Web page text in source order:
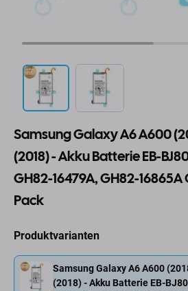
Samsung Galaxy A6 A600
(2018) - Akku Batterie EB-
GH82-16479A, GH82-
Pack
Produktvarianten
Samsung Galaxy A6 A600
(2018) - Akku Batterie EB-